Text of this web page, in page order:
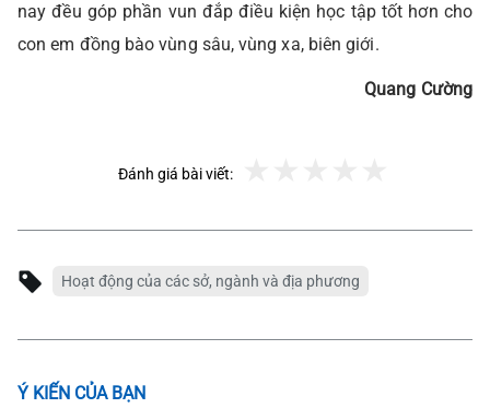
nay đều góp phần vun đắp điều kiện học tập tốt hơn cho
con em đồng bào vùng sâu, vùng xa, biên giới.
Quang Cường
Đánh giá bài viết:
Hoạt động của các sở, ngành và địa phương
Ý KIẾN CỦA BẠN